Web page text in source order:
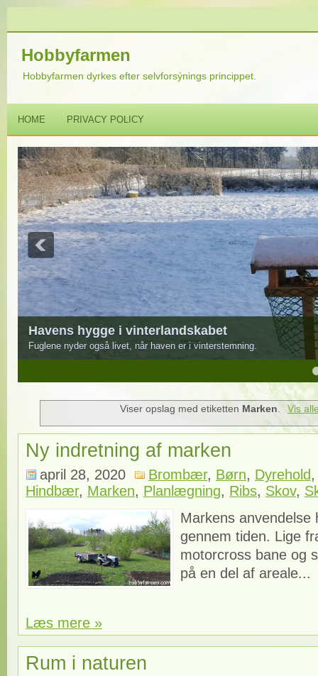
Hobbyfarmen
Hobbyfarmen dyrkes efter selvforsýnings princippet.
HOME PRIVACY POLICY
Havens hygge i vinterlandskabet
Fuglene nyder også livet, når haven er i vinterstemning.
Viser opslag med etiketten Marken. Vis
Ny indretning af marken
april 28, 2020 Brombær, Børn, Dyrehold
Hindbær, Marken, Planlægning, Ribs, Skov,
Markens
gennem tiden. Lige
motorcross bane og
på en del af areale...
Læs mere »
Rum i naturen